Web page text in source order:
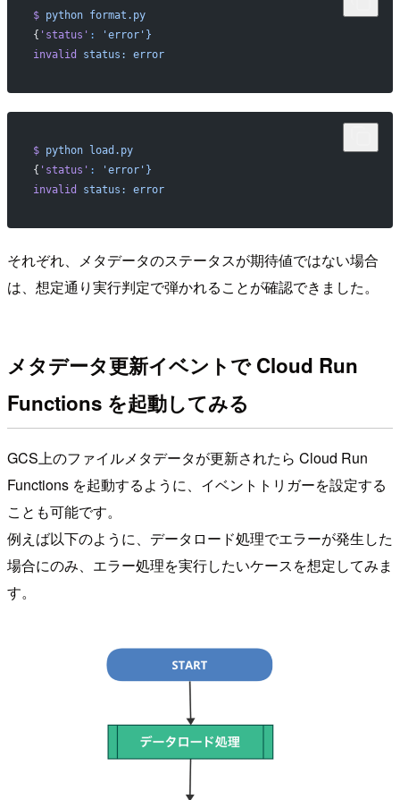
$ python format.py
{ 'status' :
'error'}
invalid
status: error
$ python load.py
{ 'status' :
'error'}
invalid
status: error
それぞれ、メタデータのステータスが期待値ではない場合
は、想定通り実行判定で弾かれることが確認できました。
メタデータ更新イベントで Cloud Run
Functions を起動してみる
GCS上のファイルメタデータが更新されたら Cloud Run
Functions を起動するように、イベントトリガーを設定する
ことも可能です。
例えば以下のように、データロード処理でエラーが発生した
場合にのみ、エラー処理を実行したいケースを想定してみま
す。